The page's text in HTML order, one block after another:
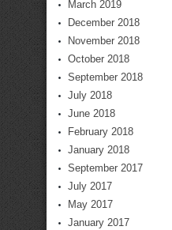
March 2019
December 2018
November 2018
October 2018
September 2018
July 2018
June 2018
February 2018
January 2018
September 2017
July 2017
May 2017
January 2017